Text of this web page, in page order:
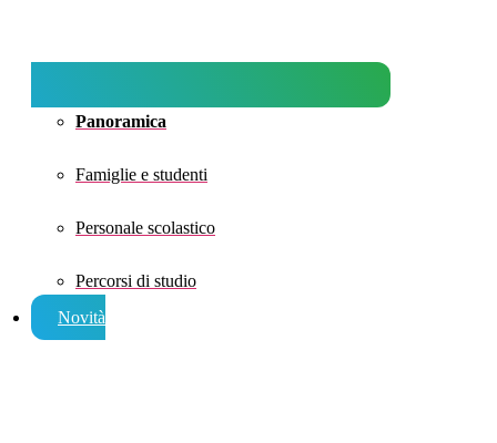
Panoramica
Famiglie e studenti
Personale scolastico
Percorsi di studio
Novità